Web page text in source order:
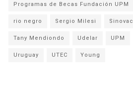
Programas de Becas Fundación UPM
rio negro Sergio Milesi Sinovac
Tany Mendiondo Udelar UPM
Uruguay UTEC Young